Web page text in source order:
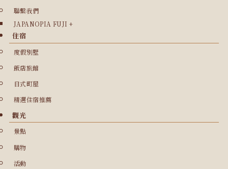
聯繫我們
JAPANOPIA FUJI +
住宿
度假別墅
飯店旅館
日式町屋
精選住宿推薦
觀光
景點
購物
活動